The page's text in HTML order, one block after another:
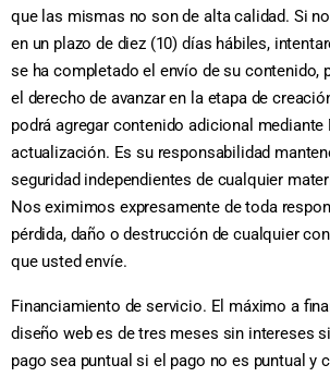
que las mismas no son de alta calidad. Si
en un plazo de diez (10) días hábiles,
se ha completado el envío de su contenido,
el derecho de avanzar en la etapa de
podrá agregar contenido adicional mediante
actualización. Es su responsabilidad
seguridad independientes de cualquier
Nos eximimos expresamente de toda
pérdida, daño o destrucción de cualquier
que usted envíe.
Financiamiento de servicio. El máximo a
diseño web es de tres meses sin intereses
pago sea puntual si el pago no es puntual y